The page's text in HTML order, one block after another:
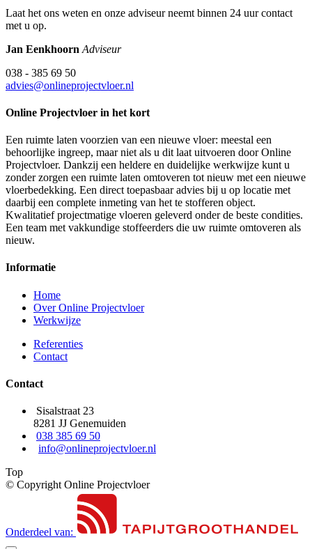
Laat het ons weten en onze adviseur neemt binnen 24 uur contact
met u op.
Jan Eenkhoorn Adviseur
038 - 385 69 50
advies@onlineprojectvloer.nl
Online Projectvloer in het kort
Een ruimte laten voorzien van een nieuwe vloer: meestal een
behoorlijke ingreep, maar niet als u dit laat uitvoeren door Online
Projectvloer. Dankzij een heldere en duidelijke werkwijze kunt u
zonder zorgen een ruimte laten omtoveren tot nieuw met een nieuwe
vloerbedekking. Een direct toepasbaar advies bij u op locatie met
daarbij een complete inmeting van het te stofferen object.
Kwalitatief projectmatige vloeren geleverd onder de beste condities.
Een team met vakkundige stoffeerders die uw ruimte omtoveren als
nieuw.
Informatie
Home
Over Online Projectvloer
Werkwijze
Referenties
Contact
Contact
Sisalstraat 23
8281 JJ Genemuiden
038 385 69 50
info@onlineprojectvloer.nl
Top
© Copyright Online Projectvloer
Onderdeel van: